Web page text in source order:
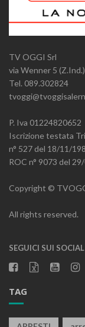
TV OGGI Srl
via Wenner 5
Tel. 089.302824
P. Iva 01224820652
Iscrizione testata
n° 527 del 18/11/
ROC n° 9073 del
Copyright ©
All rights reserved.
SEGUICI SUI SOCIAL
TAG